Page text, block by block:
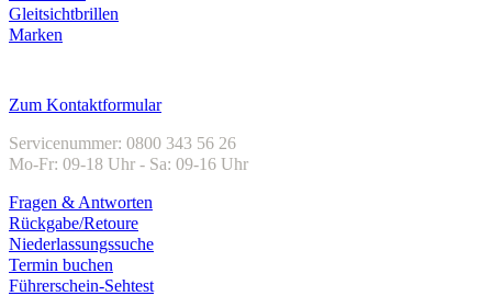
Gleitsichtbrillen
Marken
Zum Kontaktformular
Servicenummer: 0800 343 56 26
Mo-Fr: 09-18 Uhr - Sa: 09-16 Uhr
Fragen & Antworten
Rückgabe/Retoure
Niederlassungssuche
Termin buchen
Führerschein-Sehtest